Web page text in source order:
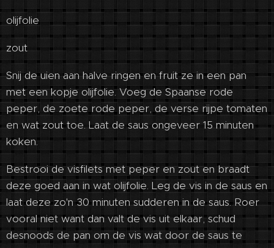
olijfolie
zout
Snij de uien aan halve ringen en fruit ze in een pan
met een kopje olijfolie. Voeg de Spaanse rode
peper, de zoete rode peper, de verse rijpe tomaten
en wat zout toe. Laat de saus ongeveer 15 minuten
koken.
Bestrooi de visfilets met peper en zout en braadt
deze goed aan in wat olijfolie. Leg de vis in de saus en
laat deze zo'n 30 minuten sudderen in de saus. Roer
vooral niet want dan valt de vis uit elkaar, schud
desnoods de pan om de vis wat door de saus te